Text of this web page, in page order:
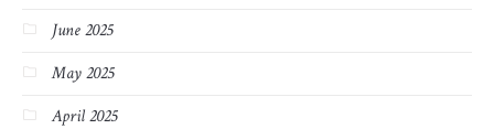
June 2025
May 2025
April 2025